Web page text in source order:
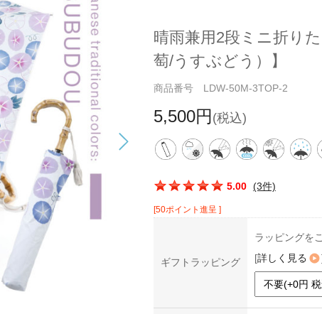
晴雨兼用2段ミニ折り
萄/うすぶどう）】
商品番号 LDW-50M-3TOP-2
5,500円 (税込)
この商品の平均評価： 5.00 (3件)
[50ポイント進呈 ]
ギフトラッピング
ラッピングを
[詳しく見る